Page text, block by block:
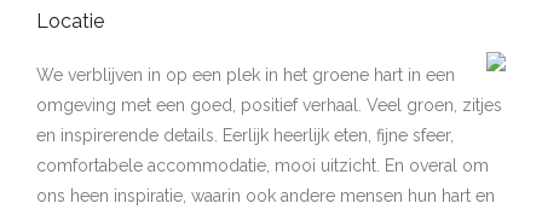
Locatie
We verblijven in op een plek in het groene hart in een
omgeving met een goed, positief verhaal. Veel groen, zitjes
en inspirerende details. Eerlijk heerlijk eten, fijne sfeer,
comfortabele accommodatie, mooi uitzicht. En overal om
ons heen inspiratie, waarin ook andere mensen hun hart en